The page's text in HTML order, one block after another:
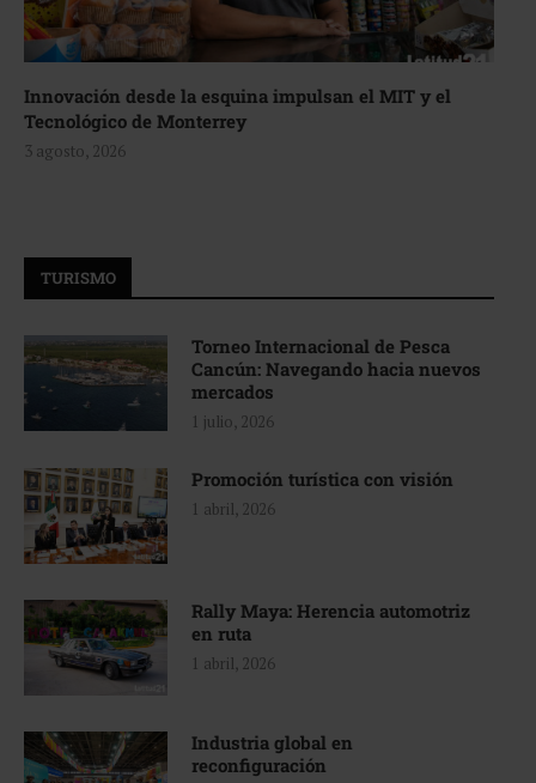
Innovación desde la esquina impulsan el MIT y el
Tecnológico de Monterrey
3 agosto, 2026
TURISMO
Torneo Internacional de Pesca
Cancún: Navegando hacia nuevos
mercados
1 julio, 2026
Promoción turística con visión
1 abril, 2026
Rally Maya: Herencia automotriz
en ruta
1 abril, 2026
Industria global en
reconfiguración